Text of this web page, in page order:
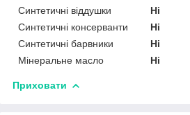
Синтетичні віддушки
Ні
Синтетичні консерванти
Ні
Синтетичні барвники
Ні
Мінеральне масло
Ні
Приховати